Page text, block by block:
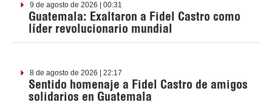
9 de agosto de 2026 | 00:31
Guatemala: Exaltaron a Fidel Castro como
líder revolucionario mundial
8 de agosto de 2026 | 22:17
Sentido homenaje a Fidel Castro de amigos
solidarios en Guatemala